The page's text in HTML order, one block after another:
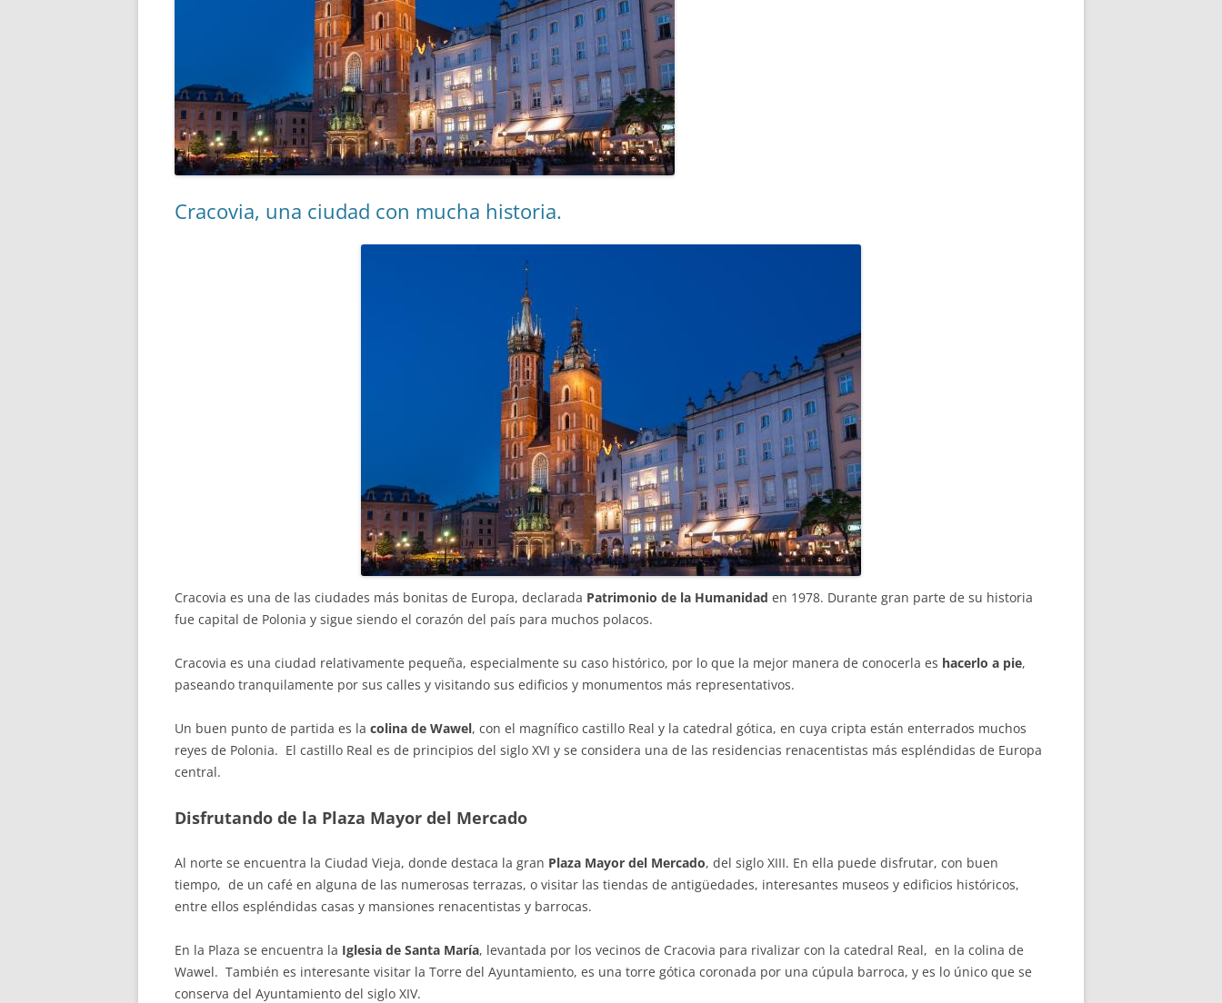
Cracovia, una ciudad con mucha historia.
Cracovia es una de las ciudades más bonitas de Europa, declarada Patrimonio de la Humanidad en 1978. Durante gran parte de su historia
fue capital de Polonia y sigue siendo el corazón del país para muchos polacos.
Cracovia es una ciudad relativamente pequeña, especialmente su caso histórico, por lo que la mejor manera de conocerla es hacerlo a pie,
paseando tranquilamente por sus calles y visitando sus edificios y monumentos más representativos.
Un buen punto de partida es la colina de Wawel, con el magnífico castillo Real y la catedral gótica, en cuya cripta están enterrados muchos
reyes de Polonia. El castillo Real es de principios del siglo XVI y se considera una de las residencias renacentistas más espléndidas de Europa
central.
Disfrutando de la Plaza Mayor del Mercado
Al norte se encuentra la Ciudad Vieja, donde destaca la gran Plaza Mayor del Mercado, del siglo XIII. En ella puede disfrutar, con buen
tiempo, de un café en alguna de las numerosas terrazas, o visitar las tiendas de antigüedades, interesantes museos y edificios históricos,
entre ellos espléndidas casas y mansiones renacentistas y barrocas.
En la Plaza se encuentra la Iglesia de Santa María, levantada por los vecinos de Cracovia para rivalizar con la catedral Real, en la colina de
Wawel. También es interesante visitar la Torre del Ayuntamiento, es una torre gótica coronada por una cúpula barroca, y es lo único que se
conserva del Ayuntamiento del siglo XIV.